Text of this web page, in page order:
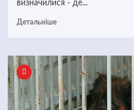
визначилися - де...
Детальніше